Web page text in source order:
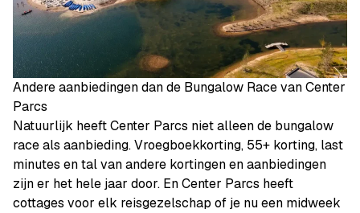
Andere aanbiedingen dan de Bungalow Race van Center
Parcs
Natuurlijk heeft Center Parcs niet alleen de bungalow
race als aanbieding. Vroegboekkorting, 55+ korting, last
minutes en tal van andere kortingen en aanbiedingen
zijn er het hele jaar door. En Center Parcs heeft
cottages voor elk reisgezelschap of je nu een midweek